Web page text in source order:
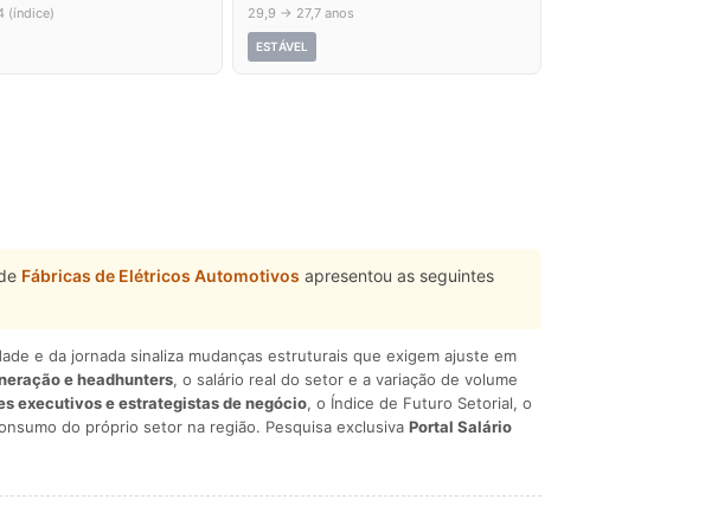
(índice) 29,9 → 27,7 anos
ESTÁVEL
Fábricas de Elétricos Automotivos apresentou as seguintes
e da jornada sinaliza mudanças estruturais que exigem ajuste em
e headhunters, o salário real do setor e a variação de volume
executivos e estrategistas de negócio, o Índice de Futuro Setorial, o
do próprio setor na região. Pesquisa exclusiva Portal Salário